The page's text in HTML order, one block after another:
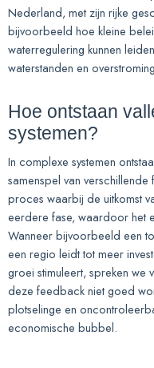
Nederland, met zijn rijke
bijvoorbeeld hoe kleine
waterregulering kunnen
waterstanden en
Hoe ontstaan
systemen?
In complexe systemen
samenspel van
proces waarbij de uitkomst
eerdere fase, waardoor het
Wanneer bijvoorbeeld een
een regio leidt tot meer
groei stimuleert, spreken we
deze feedback niet goed
plotselinge en
economische bubbel.